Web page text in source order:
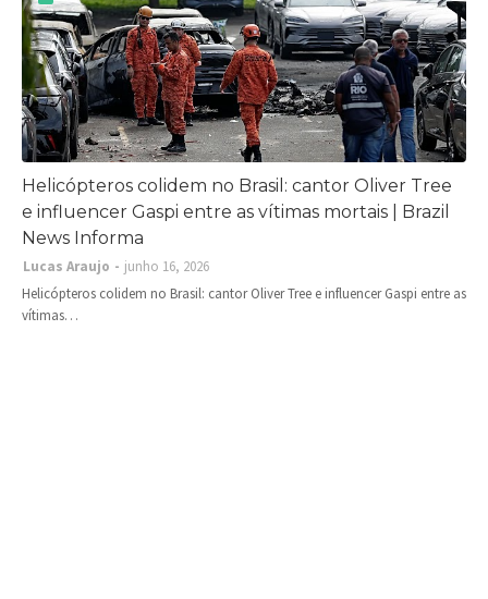
Helicópteros colidem no Brasil: cantor Oliver Tree
e influencer Gaspi entre as vítimas mortais | Brazil
News Informa
Lucas Araujo
junho 16, 2026
Helicópteros colidem no Brasil: cantor Oliver Tree e influencer Gaspi entre as
vítimas…